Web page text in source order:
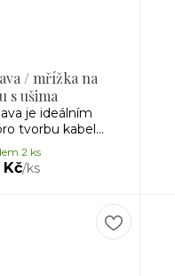
/ mřížka na
s ušima
je ideálním
tvorbu kabel...
Kč/ks
2 ks